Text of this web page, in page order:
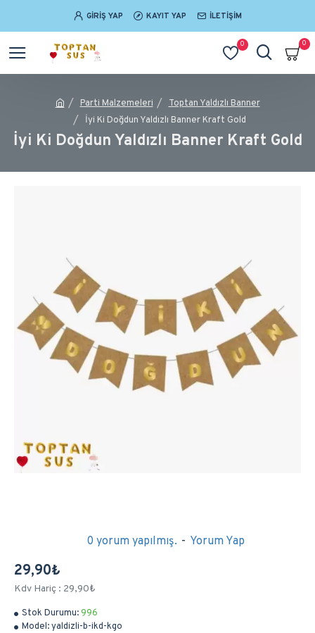
GIRIŞ YAP KAYIT YAP İLETIŞIM
0 0
Parti Malzemeleri
Toptan Yaldızlı Banner
İyi Ki Doğdun Yaldızlı Banner Kraft Gold
İyi Ki Doğdun Yaldızlı Banner Kraft Gold
Stok Durumu: 996
Model:yaldizli-b-ikd-kgo
0 yorum yapılmış. - Yorum Yap
29,90₺
Kdv Hariç : 29,90₺